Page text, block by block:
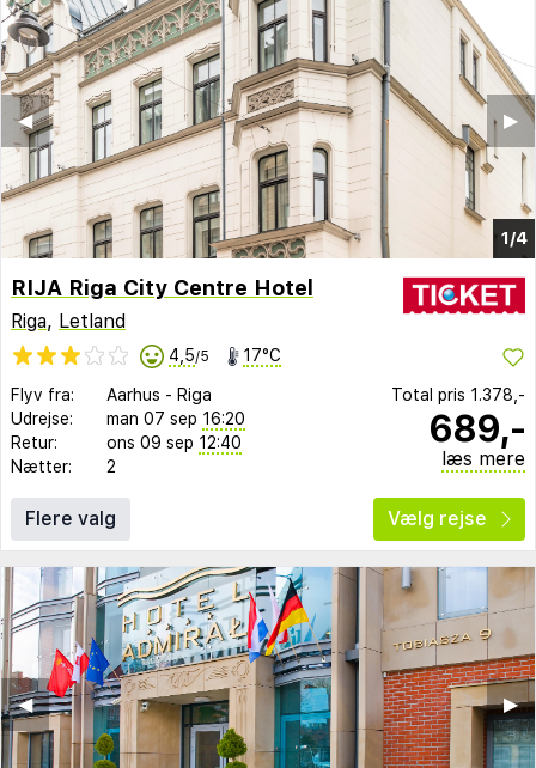
1/4
▶︎
◀︎
RIJA Riga City Centre Hotel
Riga, Letland
4,5/5 17°C
Flyv fra: Aarhus - Riga
Udrejse:
man 07 sep 16:20
Retur:
ons 09 sep 12:40
Nætter:
2
Total pris 1.378,-
689,-
læs mere
Flere valg Vælg rejse
▶︎
◀︎